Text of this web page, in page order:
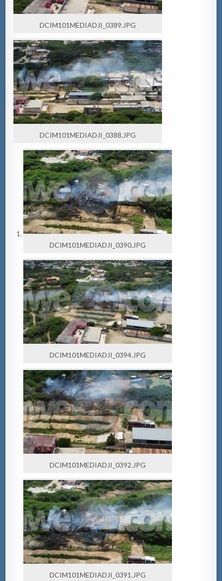
DCIM101MEDIADJI_0389.JPG
DCIM101MEDIADJI_0388.JPG
DCIM101MEDIADJI_0390.JPG
DCIM101MEDIADJI_0394.JPG
DCIM101MEDIADJI_0392.JPG
DCIM101MEDIADJI_0391.JPG